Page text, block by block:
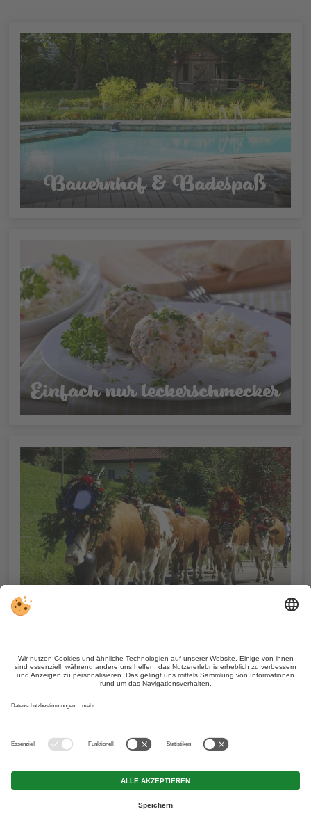
Bauernhof & Badespaß
Einfach nur leckerschmecker
Feste & Feiern
Bauernhof finden
Karte